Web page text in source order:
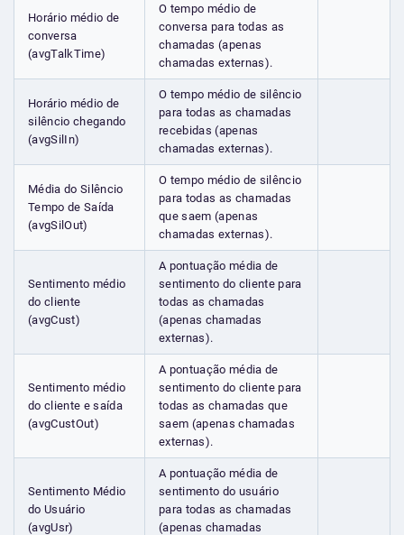
Horário médio de
conversa
(avgTalkTime)
O tempo médio de
conversa para todas as
chamadas (apenas
chamadas externas).
Horário médio de
silêncio chegando
(avgSilIn)
O tempo médio de silêncio
para todas as chamadas
recebidas (apenas
chamadas externas).
Média do Silêncio
Tempo de Saída
(avgSilOut)
O tempo médio de silêncio
para todas as chamadas
que saem (apenas
chamadas externas).
Sentimento médio
do cliente
(avgCust)
A pontuação média de
sentimento do cliente para
todas as chamadas
(apenas chamadas
externas).
Sentimento médio
do cliente e saída
(avgCustOut)
A pontuação média de
sentimento do cliente para
todas as chamadas que
saem (apenas chamadas
externas).
Sentimento Médio
do Usuário
(avgUsr)
A pontuação média de
sentimento do usuário
para todas as chamadas
(apenas chamadas